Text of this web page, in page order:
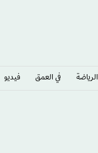
الرياضة في العمق فيديو